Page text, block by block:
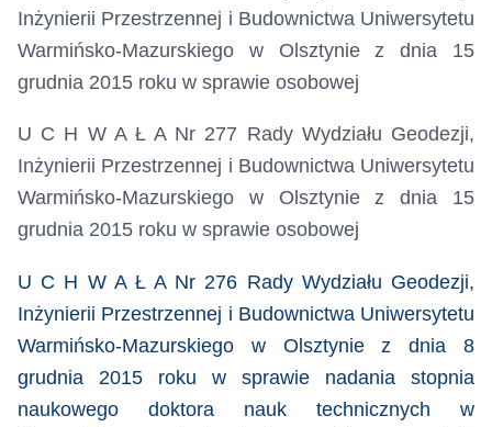
Inżynierii Przestrzennej i Budownictwa Uniwersytetu
Warmińsko-Mazurskiego w Olsztynie z dnia 15
grudnia 2015 roku w sprawie osobowej
U C H W A Ł A Nr 277 Rady Wydziału Geodezji,
Inżynierii Przestrzennej i Budownictwa Uniwersytetu
Warmińsko-Mazurskiego w Olsztynie z dnia 15
grudnia 2015 roku w sprawie osobowej
U C H W A Ł A Nr 276 Rady Wydziału Geodezji,
Inżynierii Przestrzennej i Budownictwa Uniwersytetu
Warmińsko-Mazurskiego w Olsztynie z dnia 8
grudnia 2015 roku w sprawie nadania stopnia
naukowego doktora nauk technicznych w